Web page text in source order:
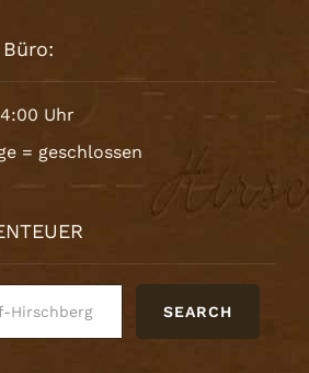
Uhr
= geschlossen
SEARCH